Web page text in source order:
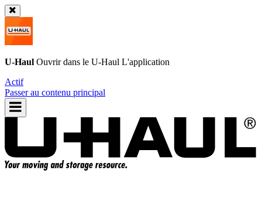
U-Haul Ouvrir dans le U-Haul L'application
Actif
Passer au contenu principal